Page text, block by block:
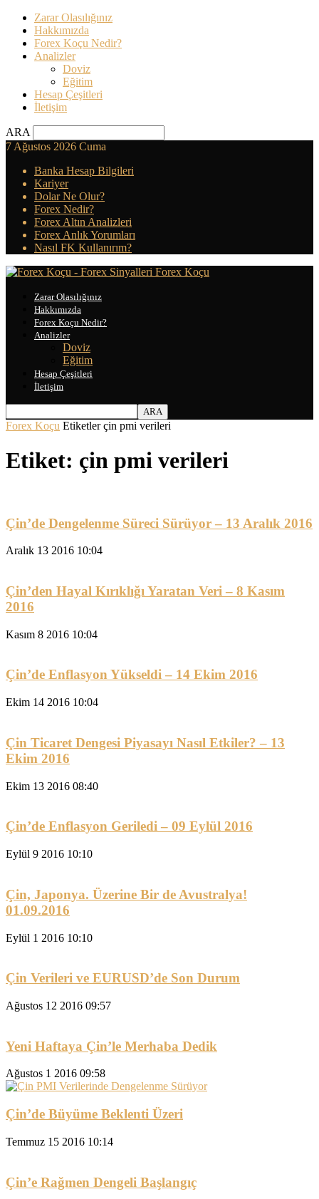
Zarar Olasılığınız
Hakkımızda
Forex Koçu Nedir?
Analizler
Doviz
Eğitim
Hesap Çeşitleri
İletişim
ARA
7 Ağustos 2026 Cuma
Banka Hesap Bilgileri
Kariyer
Dolar Ne Olur?
Forex Nedir?
Forex Altın Analizleri
Forex Anlık Yorumları
Nasıl FK Kullanırım?
Forex Koçu
Zarar Olasılığınız
Hakkımızda
Forex Koçu Nedir?
Analizler
Doviz
Eğitim
Hesap Çeşitleri
İletişim
Forex Koçu Etiketler çin pmi verileri
Etiket: çin pmi verileri
Çin’de Dengelenme Süreci Sürüyor – 13 Aralık 2016
Aralık 13 2016 10:04
Çin’den Hayal Kırıklığı Yaratan Veri – 8 Kasım
2016
Kasım 8 2016 10:04
Çin’de Enflasyon Yükseldi – 14 Ekim 2016
Ekim 14 2016 10:04
Çin Ticaret Dengesi Piyasayı Nasıl Etkiler? – 13
Ekim 2016
Ekim 13 2016 08:40
Çin’de Enflasyon Geriledi – 09 Eylül 2016
Eylül 9 2016 10:10
Çin, Japonya. Üzerine Bir de Avustralya!
01.09.2016
Eylül 1 2016 10:10
Çin Verileri ve EURUSD’de Son Durum
Ağustos 12 2016 09:57
Yeni Haftaya Çin’le Merhaba Dedik
Ağustos 1 2016 09:58
Çin’de Büyüme Beklenti Üzeri
Temmuz 15 2016 10:14
Çin’e Rağmen Dengeli Başlangıç